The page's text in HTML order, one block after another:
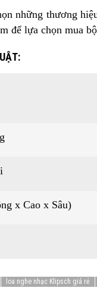
những thương
để lựa chọn mua
x Cao x Sâu)
loa nghe nhạc Klipsch giá rẻ